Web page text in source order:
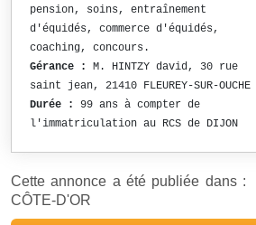
pension, soins, entraînement
d'équidés, commerce d'équidés,
coaching, concours.
Gérance :
M. HINTZY david, 30 rue
saint jean, 21410 FLEUREY-SUR-OUCHE
Durée :
99 ans à compter de
l'immatriculation au RCS de DIJON
Cette annonce a été publiée dans :
CÔTE-D'OR